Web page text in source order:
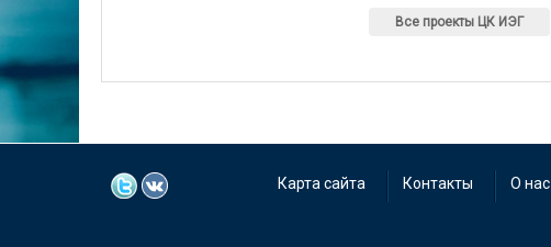
Все проекты ЦК ИЭГ
Карта сайта Контакты О нас